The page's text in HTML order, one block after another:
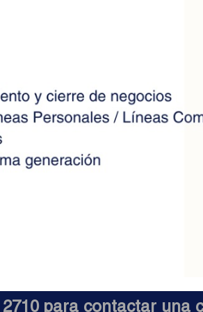
para contactar una